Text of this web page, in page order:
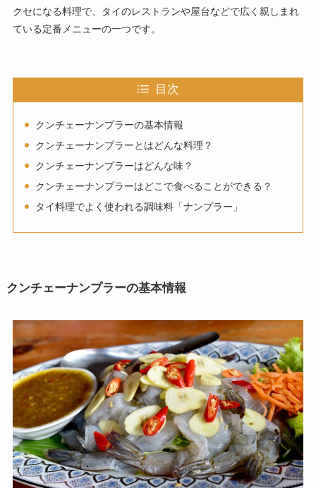
クセになる料理で、タイのレストランや屋台などで広く親しまれ
ている定番メニューの一つです。
目次
クンチェーナンプラーの基本情報
クンチェーナンプラーとはどんな料理？
クンチェーナンプラーはどんな味？
クンチェーナンプラーはどこで食べることができる？
タイ料理でよく使われる調味料「ナンプラー」
クンチェーナンプラーの基本情報